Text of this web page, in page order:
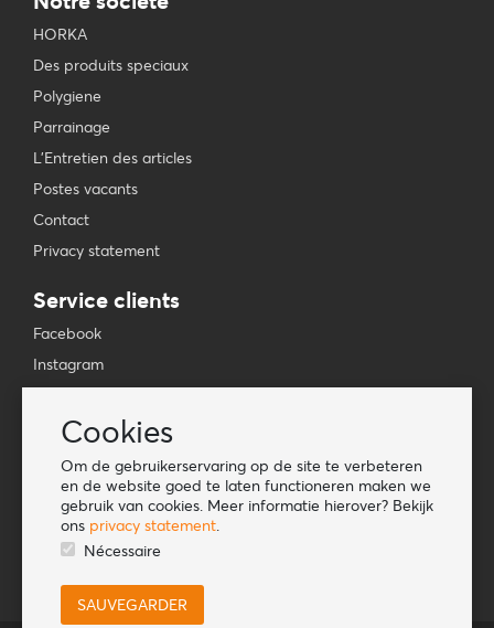
Cookies
Om de gebruikerservaring op de site te verbeteren
en de website goed te laten functioneren maken we
gebruik van cookies. Meer informatie hierover? Bekijk
ons privacy statement.
Nécessaire
HORKA
Des produits speciaux
Polygiene
Parrainage
L'Entretien des articles
Postes vacants
Contact
Privacy statement
Service clients
Facebook
Instagram
TikTok
Information
Lookbook
Become a retailer